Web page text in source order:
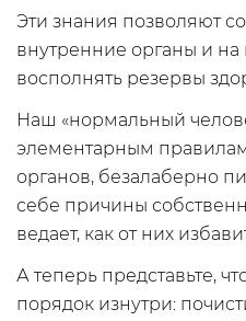
Эти знания позволяют
внутренние органы и
восполнять резервы
Наш «нормальный
элементарным
органов, безалаберно
себе причины
ведает, как от них
А теперь представьте,
порядок изнутри: